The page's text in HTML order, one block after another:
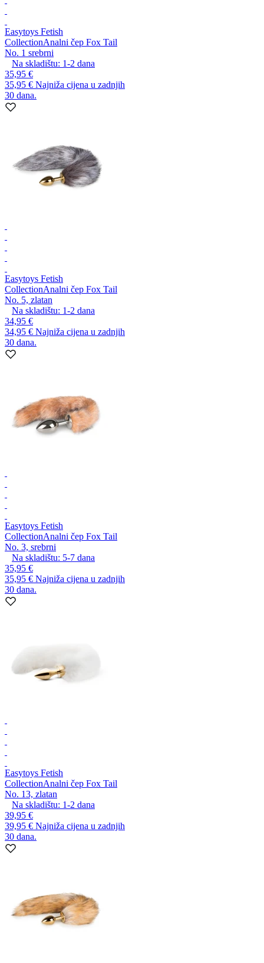
Easytoys Fetish
CollectionAnalni čep Fox Tail
No. 1 srebrni
Na skladištu: 1-2 dana
35,95 €
35,95 € Najniža cijena u zadnjih
30 dana.
Easytoys Fetish
CollectionAnalni čep Fox Tail
No. 5, zlatan
Na skladištu: 1-2 dana
34,95 €
34,95 € Najniža cijena u zadnjih
30 dana.
Easytoys Fetish
CollectionAnalni čep Fox Tail
No. 3, srebrni
Na skladištu: 5-7 dana
35,95 €
35,95 € Najniža cijena u zadnjih
30 dana.
Easytoys Fetish
CollectionAnalni čep Fox Tail
No. 13, zlatan
Na skladištu: 1-2 dana
39,95 €
39,95 € Najniža cijena u zadnjih
30 dana.